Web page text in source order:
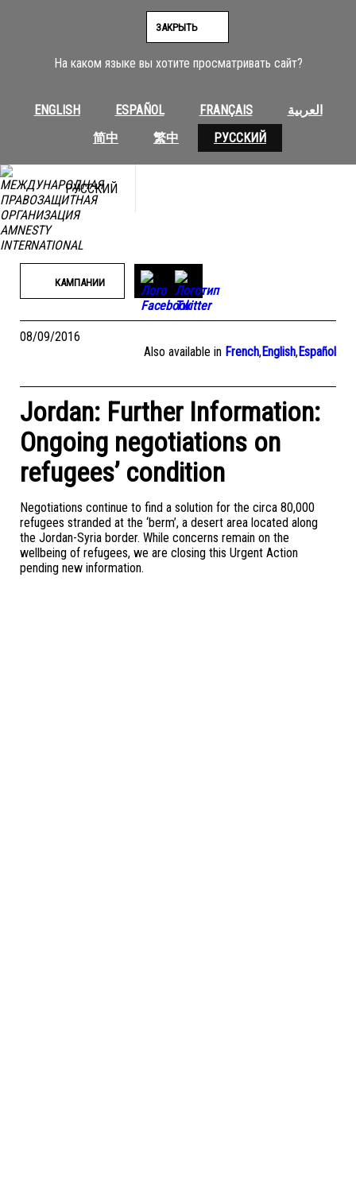
На каком языке вы хотите просматривать сайт?
ENGLISH ESPAÑOL FRANÇAIS
العربية
简中
繁中 РУССКИЙ
ЗАКРЫТЬ
РУССКИЙ
КАМПАНИИ
08/09/2016
Also available in French,English,Español
Jordan: Further Information:
Ongoing negotiations on
refugees’ condition
Negotiations continue to find a solution for the circa 80,000
refugees stranded at the ‘berm’, a desert area located along
the Jordan-Syria border. While concerns remain on the
wellbeing of refugees, we are closing this Urgent Action
pending new information.